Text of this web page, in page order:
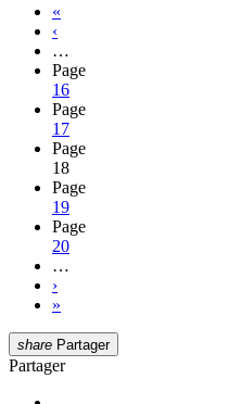
«
‹
…
Page
16
Page
17
Page
18
Page
19
Page
20
…
›
»
share Partager
Partager